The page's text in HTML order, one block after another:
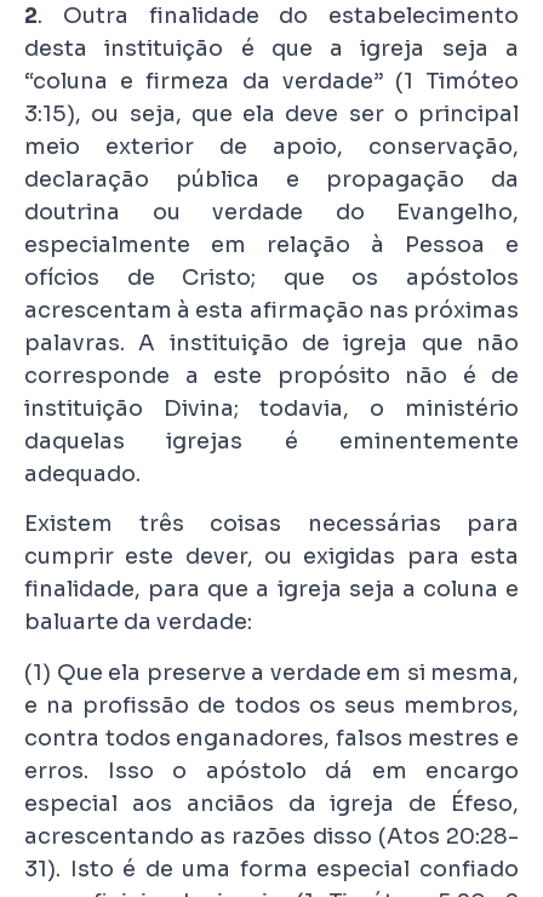
2. Outra finalidade do estabelecimento
desta instituição é que a igreja seja a
“coluna e firmeza da verdade” (1 Timóteo
3:15), ou seja, que ela deve ser o principal
meio exterior de apoio, conservação,
declaração pública e propagação da
doutrina ou verdade do Evangelho,
especialmente em relação à Pessoa e
ofícios de Cristo; que os apóstolos
acrescentam à esta afirmação nas próximas
palavras. A instituição de igreja que não
corresponde a este propósito não é de
instituição Divina; todavia, o ministério
daquelas igrejas é eminentemente
adequado.
Existem três coisas necessárias para
cumprir este dever, ou exigidas para esta
finalidade, para que a igreja seja a coluna e
baluarte da verdade:
(1) Que ela preserve a verdade em si mesma,
e na profissão de todos os seus membros,
contra todos enganadores, falsos mestres e
erros. Isso o apóstolo dá em encargo
especial aos anciãos da igreja de Éfeso,
acrescentando as razões disso (Atos 20:28-
31). Isto é de uma forma especial confiado